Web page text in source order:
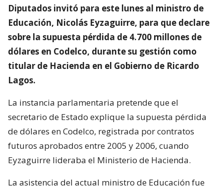
Diputados invitó para este lunes al ministro de
Educación, Nicolás Eyzaguirre, para que declare
sobre la supuesta pérdida de 4.700 millones de
dólares en Codelco, durante su gestión como
titular de Hacienda en el Gobierno de Ricardo
Lagos.
La instancia parlamentaria pretende que el
secretario de Estado explique la supuesta pérdida
de dólares en Codelco, registrada por contratos
futuros aprobados entre 2005 y 2006, cuando
Eyzaguirre lideraba el Ministerio de Hacienda.
La asistencia del actual ministro de Educación fue